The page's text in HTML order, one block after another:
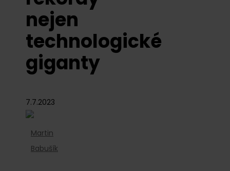
nejen
technologické
giganty
7.7.2023
Martin
Babušík